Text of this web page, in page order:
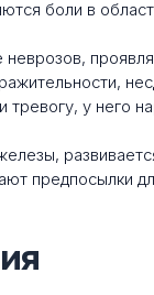
боли в
неврозов,
у него
предпосылки